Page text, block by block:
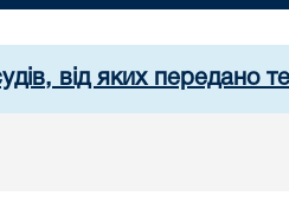
від яких передано